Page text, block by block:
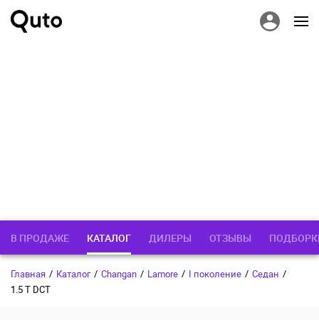
В ПРОДАЖЕ КАТАЛОГ ДИЛЕРЫ ОТЗЫВЫ
Главная / Каталог / Changan / Lamore / I поколение / Седан /
1.5 T DCT